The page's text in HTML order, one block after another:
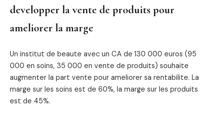
developper la vente de produits pour
ameliorer la marge
Un institut de beaute avec un CA de 130 000 euros (95
000 en soins, 35 000 en vente de produits) souhaite
augmenter la part vente pour ameliorer sa rentabilite. La
marge sur les soins est de 60%, la marge sur les produits
est de 45%.